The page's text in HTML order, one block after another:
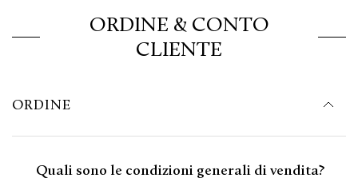
ORDINE & CONTO
CLIENTE
ORDINE
Quali sono le condizioni generali di vendita?